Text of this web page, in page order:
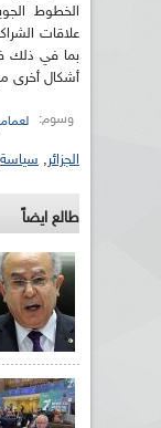
الخطوط
علاقات
بما في ذلك
أشكال أخرى
وسوم:
الجزائر, سياسة
طالع ايضاً